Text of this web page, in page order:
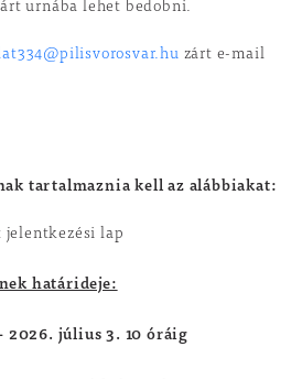
urnába lehet bedobni.
zárt e-mail
tartalmaznia kell az alábbiakat:
lap
határideje:
2026. július 3. 10 óráig